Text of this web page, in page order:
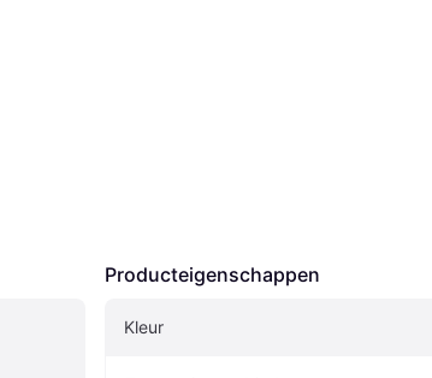
Producteigenschappen
Kleur